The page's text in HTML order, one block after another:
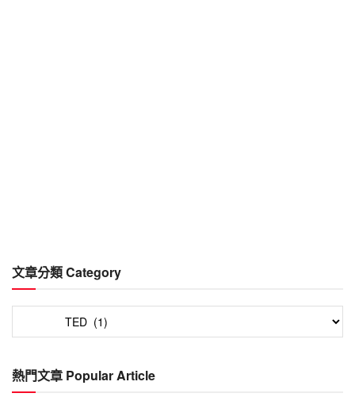
文章分類 Category
類
Category
熱門文章 Popular Article